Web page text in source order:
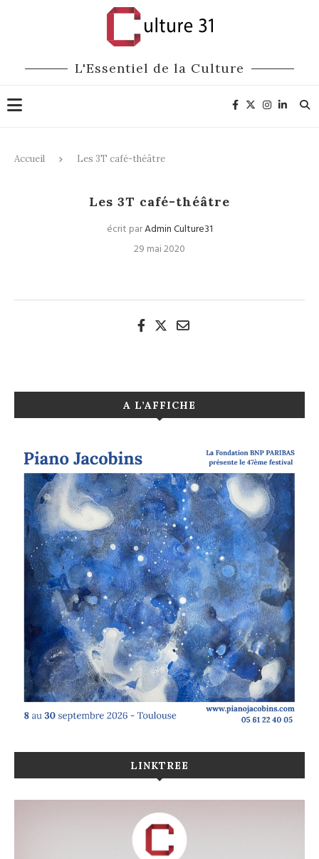
L'Essentiel de la Culture
Accueil Les 3T café-théâtre
Les 3T café-théâtre
écrit parAdmin Culture31
29 mai 2020
A L’AFFICHE
LINKTREE